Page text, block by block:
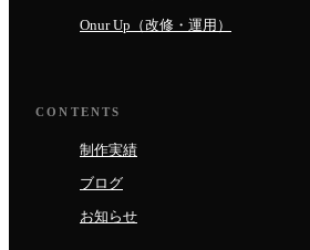
Onur Up（改修・運用）
CONTENTS
制作実績
ブログ
お知らせ